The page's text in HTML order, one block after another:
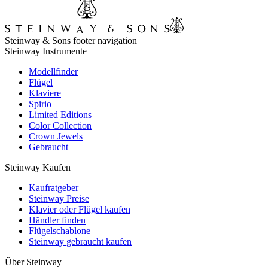
Steinway & Sons footer navigation
Steinway Instrumente
Modellfinder
Flügel
Klaviere
Spirio
Limited Editions
Color Collection
Crown Jewels
Gebraucht
Steinway Kaufen
Kaufratgeber
Steinway Preise
Klavier oder Flügel kaufen
Händler finden
Flügelschablone
Steinway gebraucht kaufen
Über Steinway